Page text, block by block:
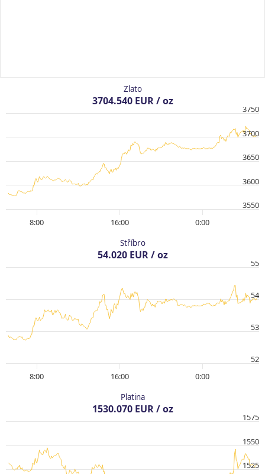
Zlato
3704.540 EUR / oz
8:00 16:00 0:00
3550
3600
3650
3700
3750
Stříbro
54.020 EUR / oz
8:00 16:00 0:00
52
53
54
55
Platina
1530.070 EUR / oz
1525
1550
1575